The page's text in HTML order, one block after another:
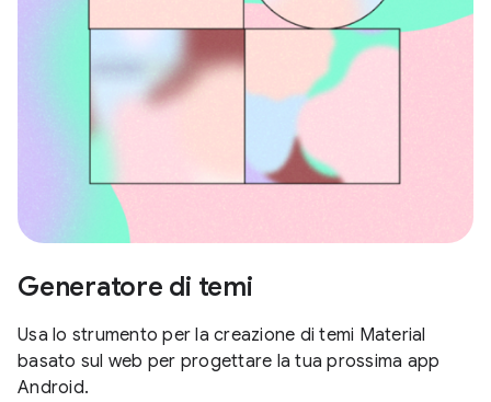
Generatore di temi
Usa lo strumento per la creazione di temi Material
basato sul web per progettare la tua prossima app
Android.